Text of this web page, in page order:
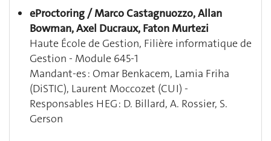
eProctoring / Marco Castagnuozzo, Allan
Bowman, Axel Ducraux, Faton Murtezi
Haute École de Gestion, Filière informatique de
Gestion - Module 645-1
Mandant-es : Omar Benkacem, Lamia Friha
(DiSTIC), Laurent Moccozet (CUI) -
Responsables HEG : D. Billard, A. Rossier, S.
Gerson